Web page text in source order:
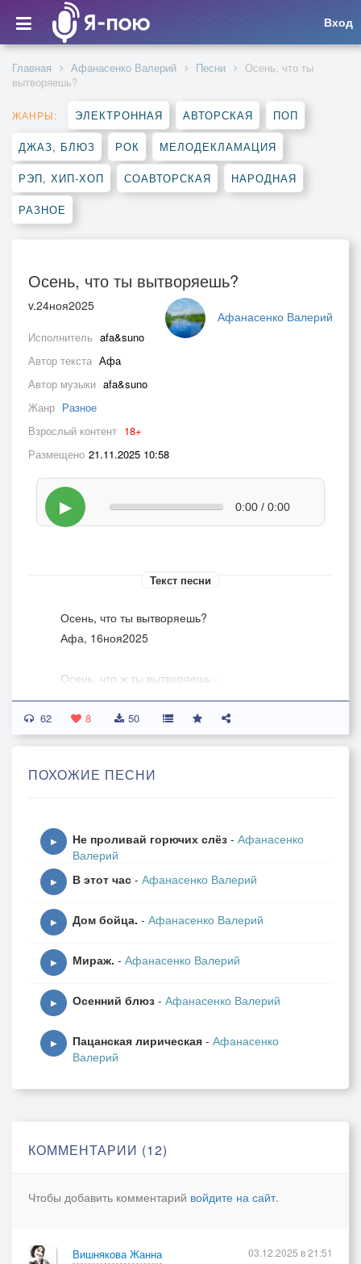
Вход
Главная Афанасенко Валерий Песни
Осень, что ты
вытворяешь?
ЖАНРЫ: ЭЛЕКТРОННАЯ АВТОРСКАЯ ПОП
ДЖАЗ, БЛЮЗ РОК МЕЛОДЕКЛАМАЦИЯ
РЭП, ХИП-ХОП СОАВТОРСКАЯ НАРОДНАЯ
РАЗНОЕ
Осень, что ты вытворяешь?
Афанасенко Валерий
v.24ноя2025
Исполнитель afa&suno
Автор текста Афа
Автор музыки afa&suno
Жанр Разное
Взрослый контент 18+
Размещено 21.11.2025 10:58
▶ 0:00 / 0:00
Текст песни
Осень, что ты вытворяешь?
Афа, 16ноя2025
Осень, что ж ты вытворяешь -
Завершаешь начатое.
Красишь золотом сначала
Клёны во дворе.
Ветром потом рвёшь, терзаешь.
На асфальте сером
Жизни трепетной следы.
Жизни круговерть.
Нас отплачут, нас забудут.
Осени про смерть.
Грелись, солнцу поклонялись,
Шелестели под луной,
Ветром рвала, не жалела,
Дождём в лужи их смывала,
62 8 50
ПОХОЖИЕ ПЕСНИ
▶ Не проливай горючих слёз - Афанасенко
Валерий
▶ В этот час - Афанасенко Валерий
▶ Дом бойца. - Афанасенко Валерий
▶ Мираж. - Афанасенко Валерий
▶ Осенний блюз - Афанасенко Валерий
▶ Пацанская лирическая - Афанасенко
Валерий
КОММЕНТАРИИ (12)
Чтобы добавить комментарий войдите на сайт.
Вишнякова Жанна
03.12.2025 в 21:51